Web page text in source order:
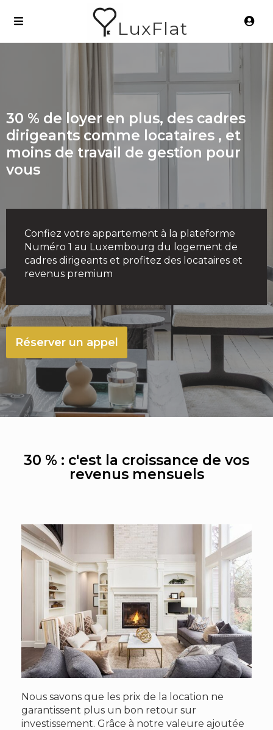
LuxFlat
30 % de loyer en plus, des cadres
dirigeants comme locataires , et
moins de travail de gestion pour
vous
Confiez votre appartement à la plateforme
Numéro 1 au Luxembourg du logement de
cadres dirigeants et profitez des locataires et
revenus premium
Réserver un appel
30 % : c'est la croissance de vos
revenus mensuels
Nous savons que les prix de la location ne
garantissent plus un bon retour sur
investissement. Grâce à notre valeure ajoutée